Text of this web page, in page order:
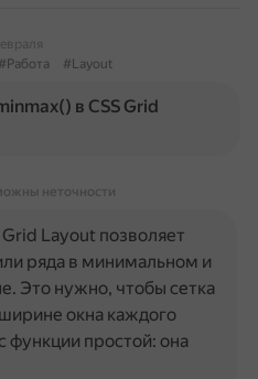
#Работа #Layout
в CSS Grid
неточности
Layout позволяет
ряда в минимальном и
Это нужно, чтобы сетка
окна каждого
функции простой: она